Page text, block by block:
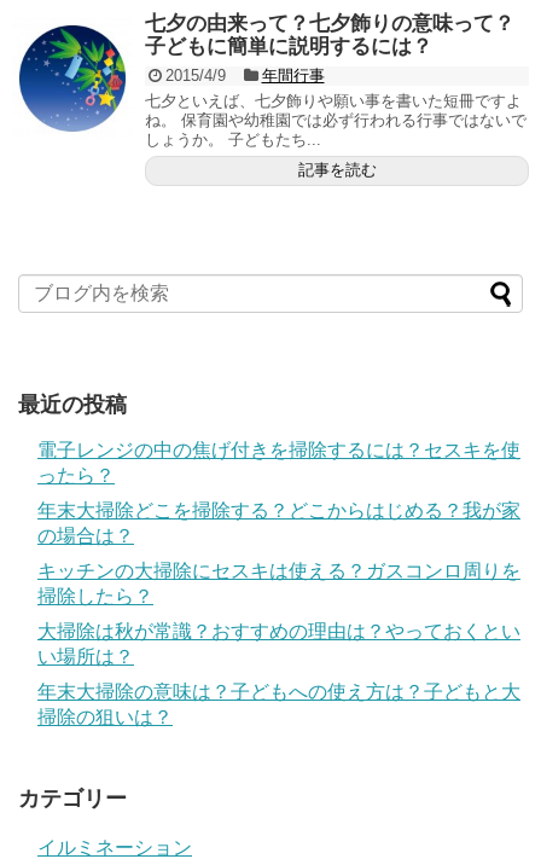
七夕の由来って？七夕飾りの意味って？
子どもに簡単に説明するには？
2015/4/9
年間行事
七夕といえば、七夕飾りや願い事を書いた短冊ですよ
ね。 保育園や幼稚園では必ず行われる行事ではないで
しょうか。 子どもたち...
記事を読む
最近の投稿
電子レンジの中の焦げ付きを掃除するには？セスキを使
ったら？
年末大掃除どこを掃除する？どこからはじめる？我が家
の場合は？
キッチンの大掃除にセスキは使える？ガスコンロ周りを
掃除したら？
大掃除は秋が常識？おすすめの理由は？やっておくとい
い場所は？
年末大掃除の意味は？子どもへの使え方は？子どもと大
掃除の狙いは？
カテゴリー
イルミネーション